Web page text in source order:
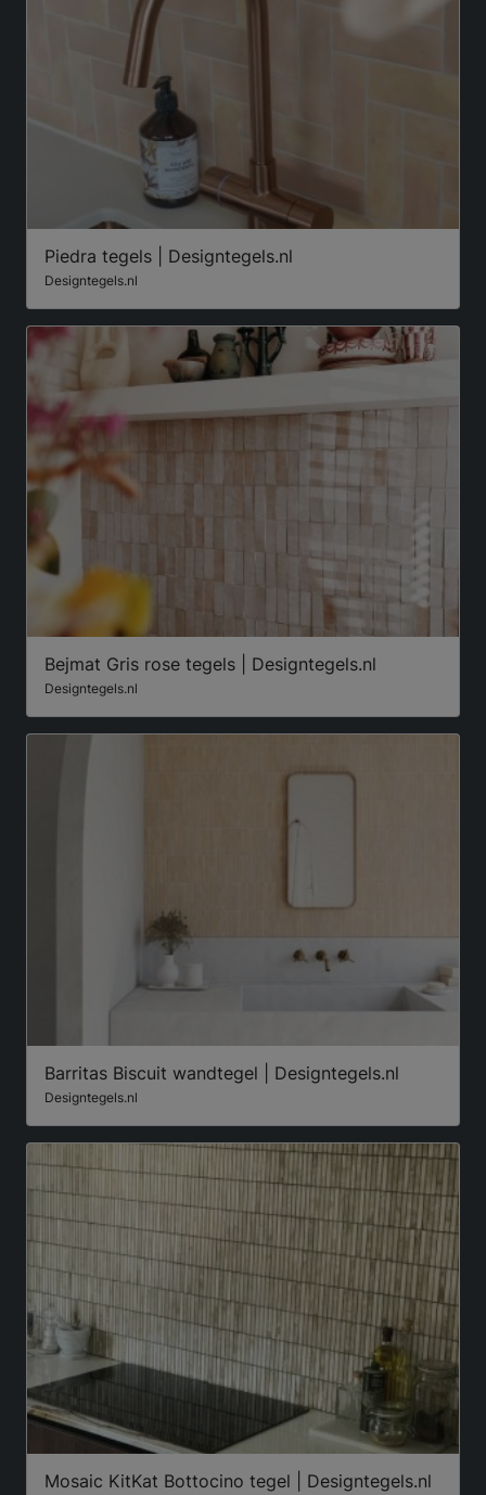
Piedra tegels | Designtegels.nl
Designtegels.nl
Bejmat Gris rose tegels | Designtegels.nl
Designtegels.nl
Barritas Biscuit wandtegel | Designtegels.nl
Designtegels.nl
Mosaic KitKat Bottocino tegel | Designtegels.nl